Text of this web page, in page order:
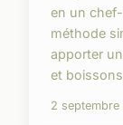
en un
méthode
apporter
et
2 septembre